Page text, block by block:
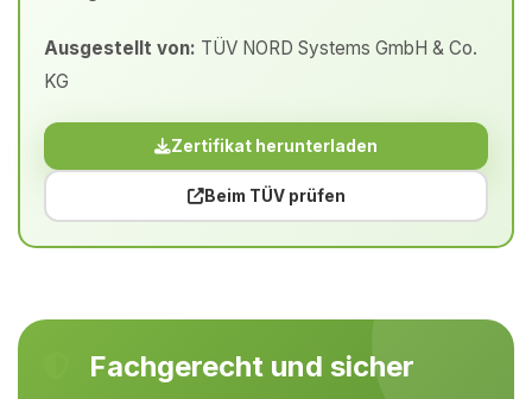
Ausgestellt von: TÜV NORD Systems GmbH & Co.
KG
Zertifikat herunterladen
Beim TÜV prüfen
Fachgerecht und sicher